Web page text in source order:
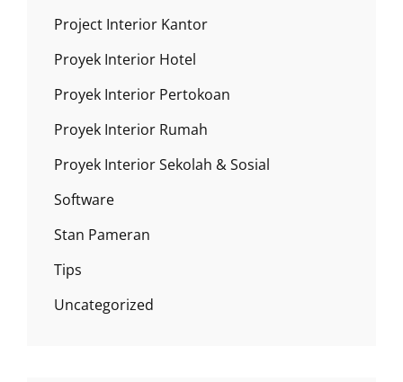
Project Interior Kantor
Proyek Interior Hotel
Proyek Interior Pertokoan
Proyek Interior Rumah
Proyek Interior Sekolah & Sosial
Software
Stan Pameran
Tips
Uncategorized